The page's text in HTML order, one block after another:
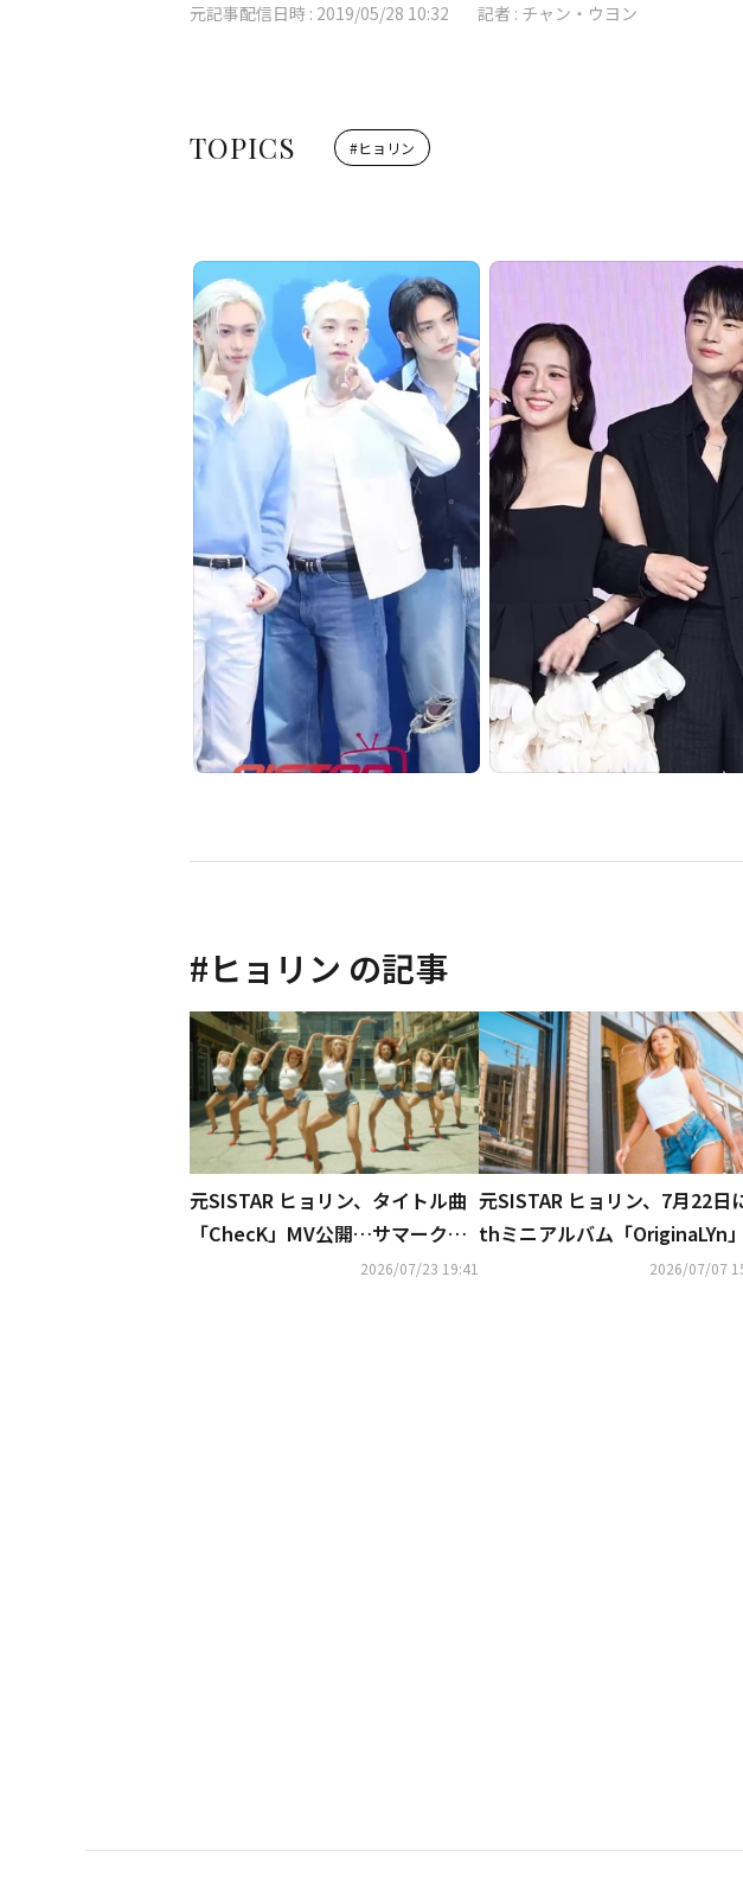
元記事配信日時 : 2019/05/28 10:32 記者 : チャン・ウヨン
TOPICS #ヒョリン
#ヒョリン の記事
元SISTAR ヒョリン、タイトル曲
「ChecK」MV公開…サマークイ
2026/07/23 19:41
元SISTAR ヒョリン、7月22日
thミニアルバム「OriginaLYn
カムバック！セクシーな予告
2026/07/07